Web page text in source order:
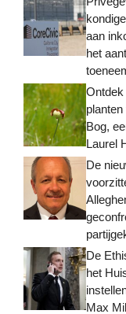
aan
het
Ontdek
Bog,
Laurel
De
De
het
Max